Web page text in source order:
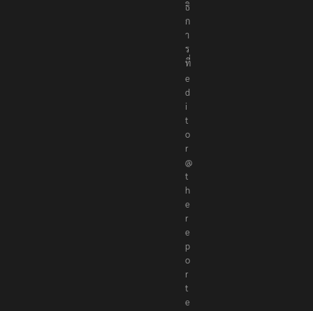
ธิ
ก
า
ร
ที่
e
d
i
t
o
r
@
t
h
e
r
e
p
o
r
t
e